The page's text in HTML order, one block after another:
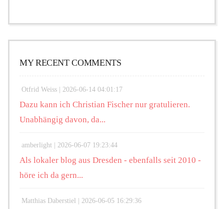
MY RECENT COMMENTS
Otfrid Weiss | 2026-06-14 04:01:17
Dazu kann ich Christian Fischer nur gratulieren.
Unabhängig davon, da...
amberlight | 2026-06-07 19:23:44
Als lokaler blog aus Dresden - ebenfalls seit 2010 -
höre ich da gern...
Matthias Daberstiel | 2026-06-05 16:29:36